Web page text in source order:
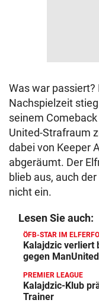
Was war
Nachspielzeit
seinem
United-Strafraum
dabei von Keeper
abgeräumt. Der
blieb aus, auch
nicht ein.
Lesen Sie auch:
ÖFB-STAR IM
Kalajdzic verliert
gegen ManUnited
PREMIER LEAGUE
Kalajdzic-Klub
Trainer